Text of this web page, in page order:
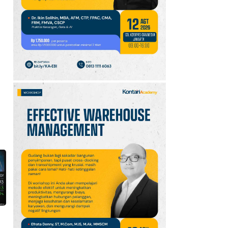
10 Promo JSM Superindo
7–9 Agustus 2026,
Minyak Goreng Rp37.900
hingga Buah Diskon 50%